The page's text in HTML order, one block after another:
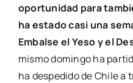
oportunidad para
ha estado casi una
Embalse el Yeso y el
mismo domingo ha
ha despedido de Chile a